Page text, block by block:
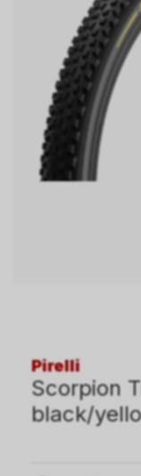
Pirelli
Scorpion
black/